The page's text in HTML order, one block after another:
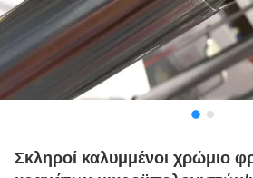
Σκληροί καλυμμένοι χρώμιο